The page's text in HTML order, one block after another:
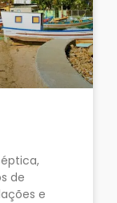
de
e